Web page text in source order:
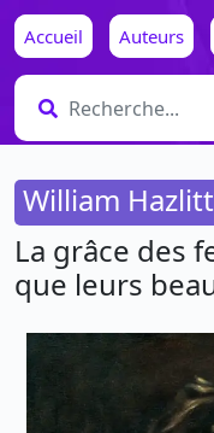
Accueil Auteurs
William Hazlitt
La grâce des
que leurs